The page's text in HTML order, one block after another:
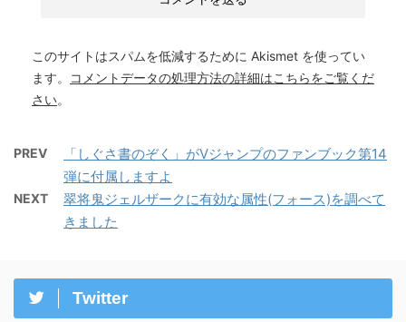
このサイトはスパムを低減するために Akismet を使ってい
ます。
コメントデータの処理方法の詳細はこちらをご覧くだ
さい。
PREV
「しぐさ書のぞく」がVジャンプのファンブック第14
弾に付属しますよ
NEXT
翠将鬼ジェルザークに有効な属性(フォース)を調べて
きました
Twitter